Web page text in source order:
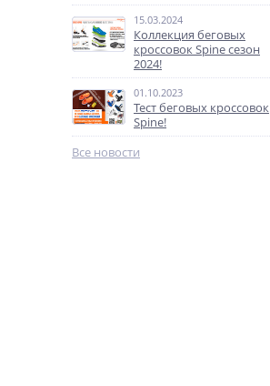
15.03.2024
Коллекция беговых
кроссовок Spine сезон
2024!
01.10.2023
Тест беговых кроссовок
Spine!
Все новости